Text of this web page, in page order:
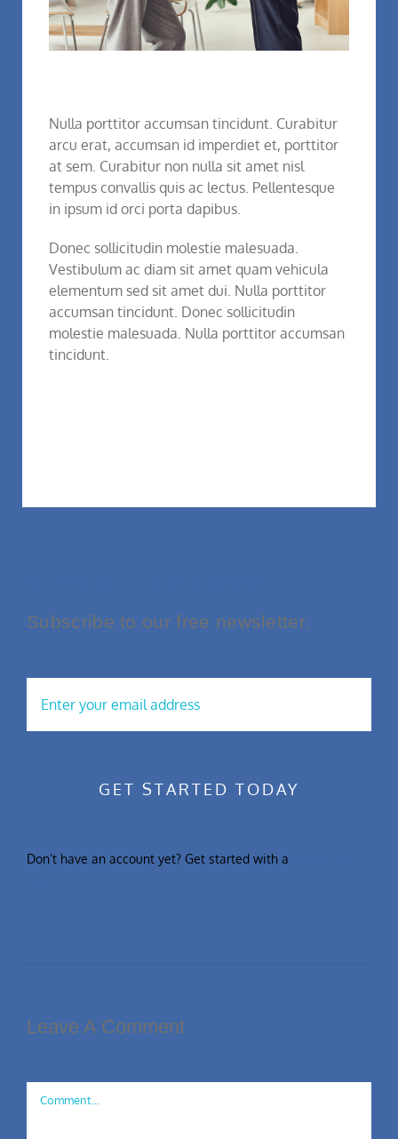
Nulla porttitor accumsan tincidunt. Curabitur
arcu erat, accumsan id imperdiet et, porttitor
at sem. Curabitur non nulla sit amet nisl
tempus convallis quis ac lectus. Pellentesque
in ipsum id orci porta dapibus.
Donec sollicitudin molestie malesuada.
Vestibulum ac diam sit amet quam vehicula
elementum sed sit amet dui. Nulla porttitor
accumsan tincidunt. Donec sollicitudin
molestie malesuada. Nulla porttitor accumsan
tincidunt.
Subscribe to our free newsletter.
GET STARTED TODAY
Don’t have an account yet? Get started with a
Leave A Comment